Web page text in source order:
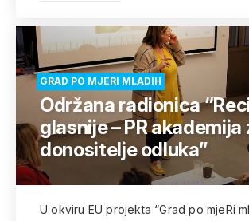
GRAD PO MJERI MLADIH
Održana radionica
glasnije – PR akademija
donositelje odluka”
U okviru EU projekta “Grad po mjeRi